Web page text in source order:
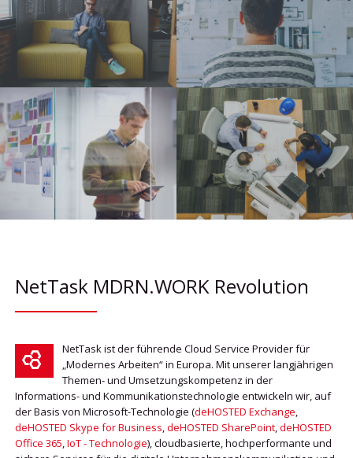
NetTask MDRN.WORK Revolution
NetTask ist der führende Cloud Service Provider für
„Modernes Arbeiten“ in Europa. Mit unserer langjährigen
Themen- und Umsetzungskompetenz in der
Informations- und Kommunikationstechnologie entwickeln wir, auf
der Basis von Microsoft-Technologie (deHOSTED Exchange,
deHOSTED Skype for Business,deHOSTED SharePoint,deHOSTED
Office 365,IoT - Technologie), cloudbasierte, hochperformante und